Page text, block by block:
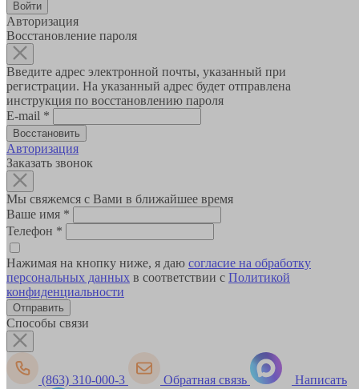
Авторизация
Восстановление пароля
Введите адрес электронной почты, указанный при
регистрации. На указанный адрес будет отправлена
инструкция по восстановлению пароля
E-mail *
Авторизация
Заказать звонок
Мы свяжемся с Вами в ближайшее время
Ваше имя *
Телефон *
Нажимая на кнопку ниже, я даю согласие на обработку
персональных данных в соответствии с Политикой
конфиденциальности
Способы связи
(863) 310-000-3 Обратная связь Написать